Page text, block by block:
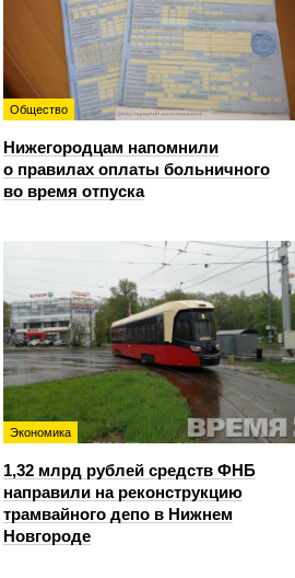
Общество
Нижегородцам напомнили
о правилах оплаты больничного
во время отпуска
Экономика
1,32 млрд рублей средств ФНБ
направили на реконструкцию
трамвайного депо в Нижнем
Новгороде